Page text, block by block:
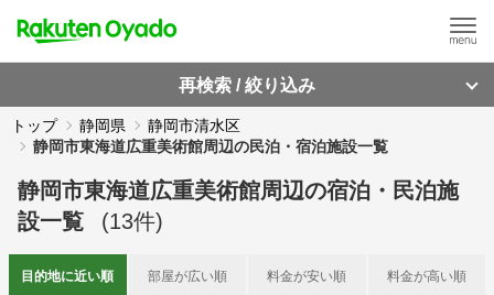
再検索 / 絞り込み
トップ 静岡県
静岡市清水区
静岡市東海道広重美術館周辺の民泊・宿泊施設一覧
静岡市東海道広重美術館周辺の宿泊・民泊施
設一覧
(13件)
目的地に近い順 部屋が広い順 料金が安い順 料金が高い順